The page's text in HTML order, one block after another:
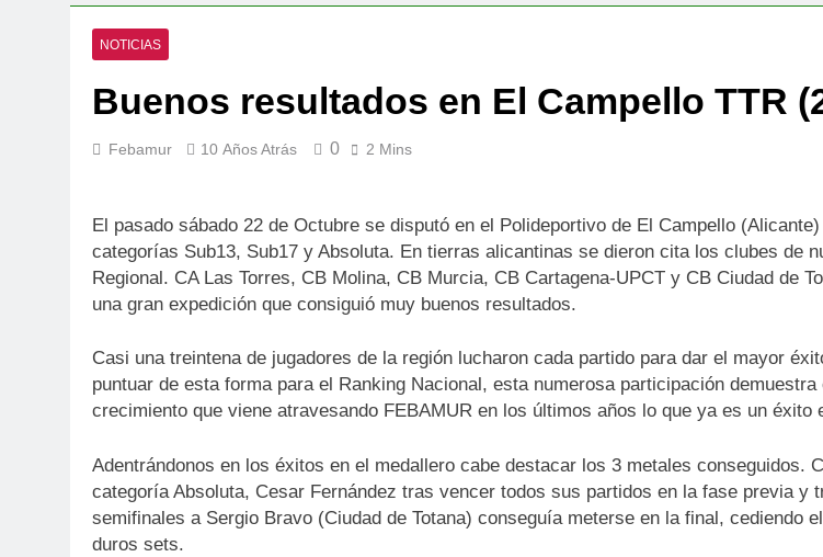
NOTICIAS
Buenos resultados en El Campello TTR
Febamur 10 Años Atrás 0 2 Mins
El pasado sábado 22 de Octubre se disputó en el Polideportivo de El Campello
categorías Sub13, Sub17 y Absoluta. En tierras alicantinas se dieron cita los clubes de
Regional. CA Las Torres, CB Molina, CB Murcia, CB Cartagena-UPCT y CB Ciudad de
una gran expedición que consiguió muy buenos resultados.
Casi una treintena de jugadores de la región lucharon cada partido para dar el mayor
puntuar de esta forma para el Ranking Nacional, esta numerosa participación demuestra
crecimiento que viene atravesando FEBAMUR en los últimos años lo que ya es un éxito
Adentrándonos en los éxitos en el medallero cabe destacar los 3 metales conseguidos.
categoría Absoluta, Cesar Fernández tras vencer todos sus partidos en la fase previa y
semifinales a Sergio Bravo (Ciudad de Totana) conseguía meterse en la final, cediendo
duros sets.